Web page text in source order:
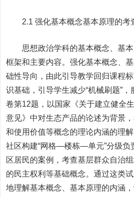
2.1 强化基本概念基本原理的考
思想政治学科的基本概念、基本
框架和主要内容。强化基本概念、
础性导向，由此引导教学回归课程
识基础，引导学生减少“机械刷题”，
卷第12题，以国家《关于建立健全
意见》中对生态产品的论述为背景
和使用价值等概念的理论内涵的理
社区构建“网格—楼栋—单元”分级负
区居民的案例，考查基层群众自治
的民主权利等基础概念。通过这类
地理解基本概念、基本原理的内涵